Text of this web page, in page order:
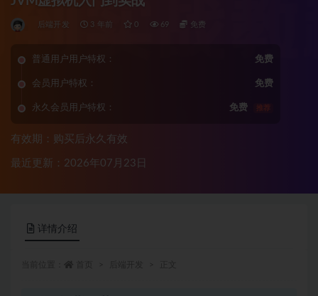
后端开发 3 年前 0 69 免费
普通用户用户特权： 免费
会员用户特权： 免费
永久会员用户特权： 免费 推荐
有效期：购买后永久有效
最近更新：2026年07月23日
详情介绍